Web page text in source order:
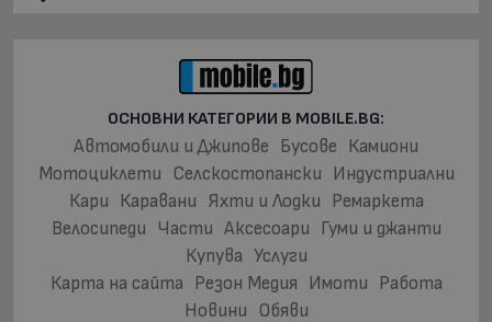
ОСНОВНИ КАТЕГОРИИ В MOBILE.BG:
Автомобили и Джипове Бусове Камиони
Мотоциклети Селскостопански Индустриални
Кари Каравани Яхти и Лодки Ремаркета
Велосипеди Части Аксесоари Гуми и джанти
Купува Услуги
Карта на сайта Резон Медия Имоти Работа
Новини Обяви